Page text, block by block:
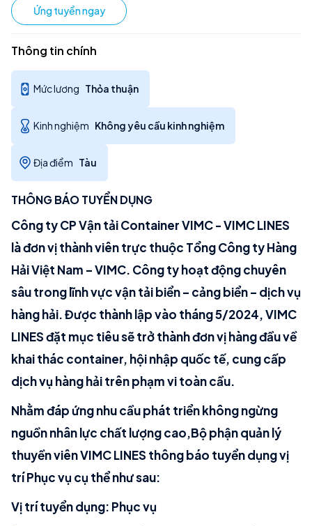
Ứng tuyển ngay
Thông tin chính
Mức lương Thỏa thuận
Kinh nghiệm Không yêu cầu kinh nghiệm
Địa điểm Tàu
THÔNG BÁO TUYỂN DỤNG
Công ty CP Vận tải Container VIMC - VIMC LINES
là đơn vị thành viên trực thuộc Tổng Công ty Hàng
Hải Việt Nam – VIMC. Công ty hoạt động chuyên
sâu trong lĩnh vực vận tải biển – cảng biển – dịch vụ
hàng hải. Được thành lập vào tháng 5/2024, VIMC
LINES đặt mục tiêu sẽ trở thành đơn vị hàng đầu về
khai thác container, hội nhập quốc tế, cung cấp
dịch vụ hàng hải trên phạm vi toàn cầu.
Nhằm đáp ứng nhu cầu phát triển không ngừng
nguồn nhân lực chất lượng cao,Bộ phận quản lý
thuyền viên VIMC LINES thông báo tuyển dụng vị
trí Phục vụ cụ thể như sau:
Vị trí tuyển dụng: Phục vụ